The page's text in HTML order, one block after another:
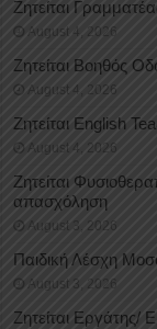
Ζητείται
August 4, 2026
Ζητείται Βοηθός
August 4, 2026
Ζητείται English
August 4, 2026
Ζητείται
απασχόληση
August 3, 2026
Παιδική Λέσχη
August 3, 2026
Ζητείται Εργάτης/